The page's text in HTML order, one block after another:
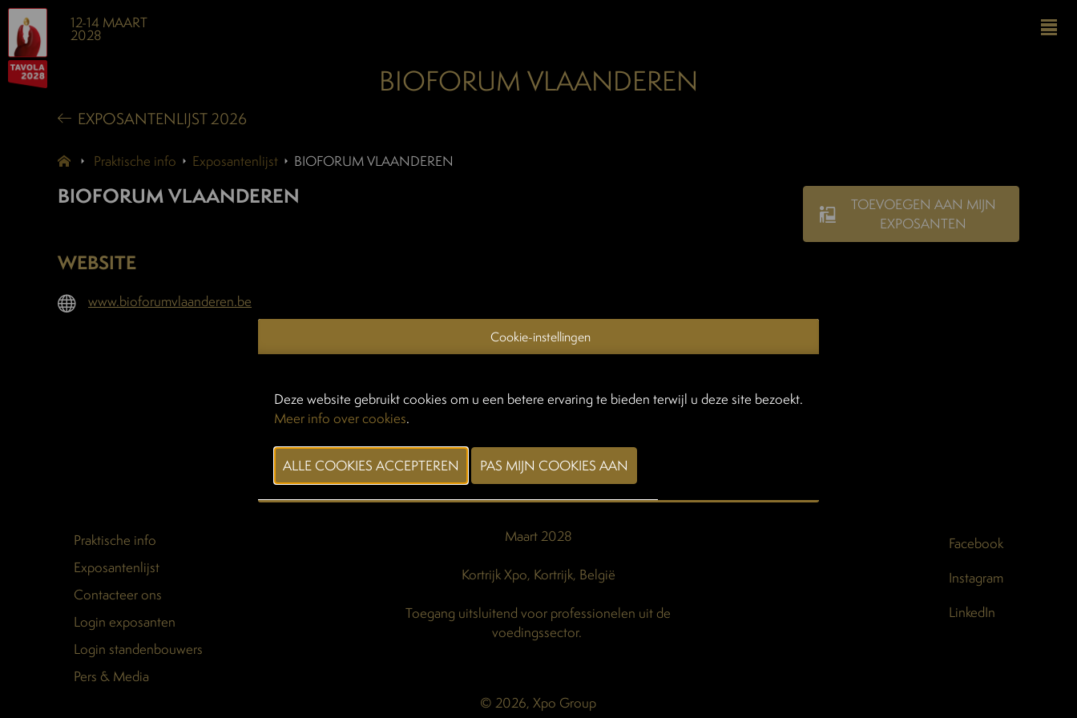
12-14 MAART
2028
BIOFORUM VLAANDEREN
EXPOSANTENLIJST 2026
Praktische info Exposantenlijst BIOFORUM VLAANDEREN
BIOFORUM VLAANDEREN
TOEVOEGEN AAN MIJN
EXPOSANTEN
WEBSITE
www.bioforumvlaanderen.be
Praktische info
Exposantenlijst
Contacteer ons
Login exposanten
Login standenbouwers
Pers & Media
Maart 2028
Kortrijk Xpo, Kortrijk, België
Toegang uitsluitend voor professionelen uit de
voedingssector.
Facebook
Instagram
LinkedIn
© 2026, Xpo Group
Cookie-instellingen
Deze website gebruikt cookies om u een betere ervaring te bieden terwijl u deze site bezoekt.
Meer info over cookies.